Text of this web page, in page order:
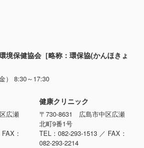
境保健協会［略称：環保協(かんほきょ
） 8:30～17:30
広瀬
：
健康クリニック
〒730-8631 広島市中区広瀬
北町9番1号
TEL：082-293-1513 ／ FAX：
082-293-2214